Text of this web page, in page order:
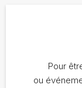
Pour
ou